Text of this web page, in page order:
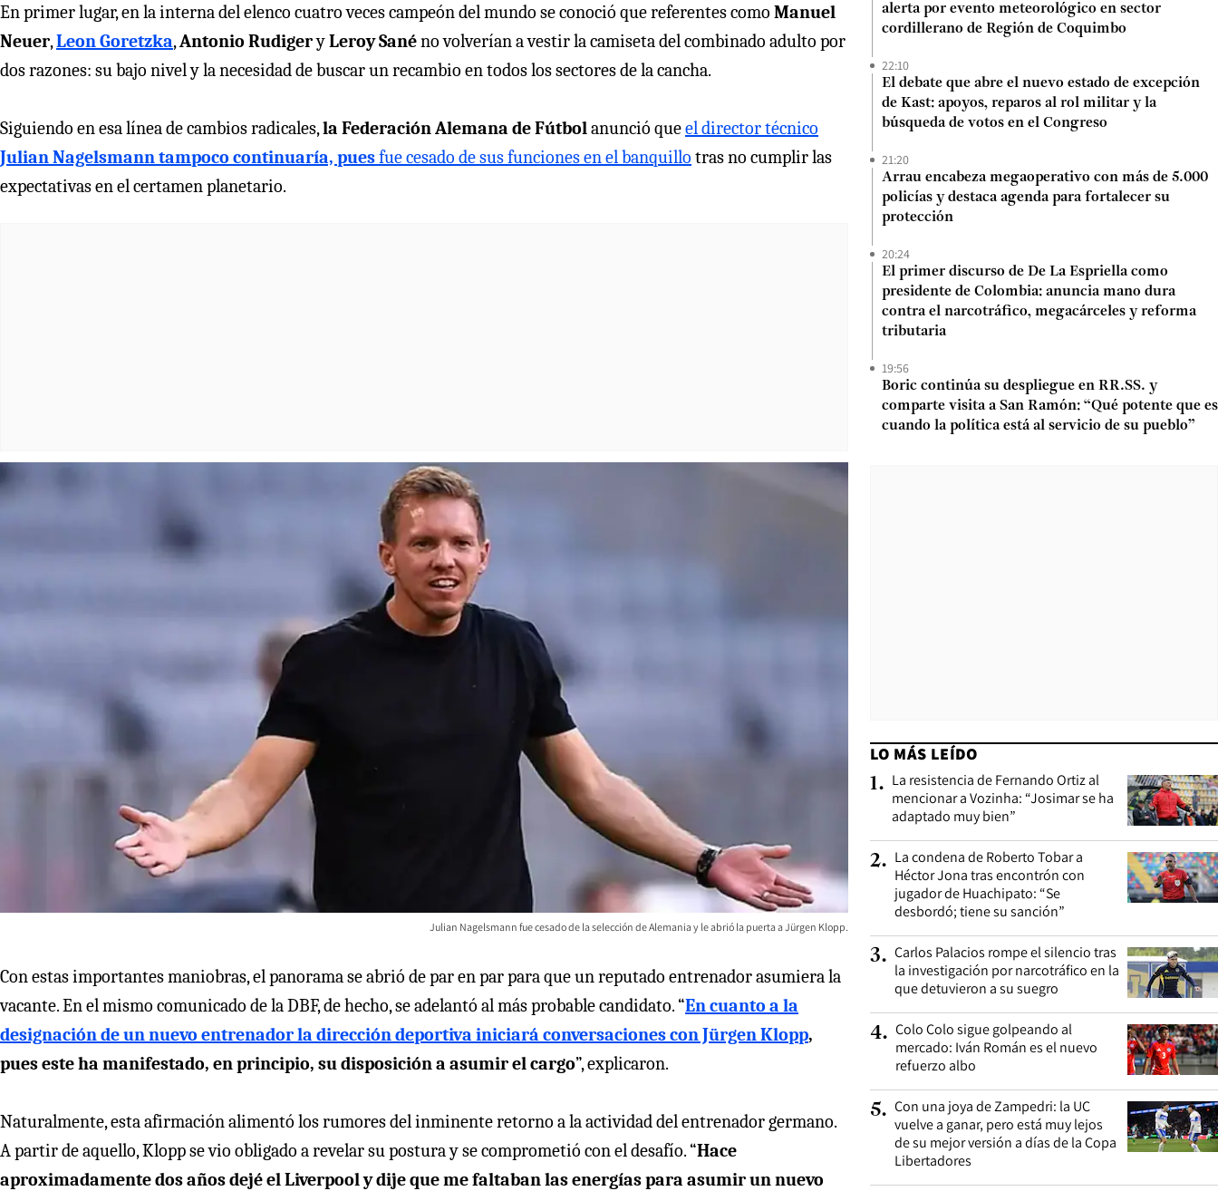
En primer lugar, en la interna del elenco cuatro veces campeón del mundo se conoció que referentes como Manuel
Neuer,Leon Goretzka,Antonio RudigeryLeroy Sanéno volverían a vestir la camiseta del combinado adulto por
dos razones: su bajo nivel y la necesidad de buscar un recambio en todos los sectores de la cancha.
Siguiendo en esa línea de cambios radicales,la Federación Alemana de Fútbolanunció queel director técnico
Julian Nagelsmann tampoco continuaría, puesfue cesado de sus funciones en el banquillo tras no cumplir las
expectativas en el certamen planetario.
Julian Nagelsmann fue cesado de la selección de Alemania y le abrió la puerta a Jürgen Klopp.
Con estas importantes maniobras, el panorama se abrió de par en par para que un reputado entrenador asumiera la
vacante. En el mismo comunicado de la DBF, de hecho, se adelantó al más probable candidato. “En cuanto a la
designación de un nuevo entrenador la dirección deportiva iniciará conversaciones con Jürgen Klopp,
pues este ha manifestado, en principio, su disposición a asumir el cargo”, explicaron.
Naturalmente, esta afirmación alimentó los rumores del inminente retorno a la actividad del entrenador germano.
A partir de aquello, Klopp se vio obligado a revelar su postura y se comprometió con el desafío. “Hace
aproximadamente dos años dejé el Liverpool y dije que me faltaban las energías para asumir un nuevo
alerta por evento meteorológico en sector
cordillerano de Región de Coquimbo
22:10
El debate que abre el nuevo estado de excepción
de Kast: apoyos, reparos al rol militar y la
búsqueda de votos en el Congreso
21:20
Arrau encabeza megaoperativo con más de 5.000
policías y destaca agenda para fortalecer su
protección
20:24
El primer discurso de De La Espriella como
presidente de Colombia: anuncia mano dura
contra el narcotráfico, megacárceles y reforma
tributaria
19:56
Boric continúa su despliegue en RR.SS. y
comparte visita a San Ramón: “Qué potente que es
cuando la política está al servicio de su pueblo”
LO MÁS LEÍDO
1. La resistencia de Fernando Ortiz al
mencionar a Vozinha: “Josimar se ha
adaptado muy bien”
2. La condena de Roberto Tobar a
Héctor Jona tras encontrón con
jugador de Huachipato: “Se
desbordó; tiene su sanción”
3. Carlos Palacios rompe el silencio tras
la investigación por narcotráfico en la
que detuvieron a su suegro
4. Colo Colo sigue golpeando al
mercado: Iván Román es el nuevo
refuerzo albo
5. Con una joya de Zampedri: la UC
vuelve a ganar, pero está muy lejos
de su mejor versión a días de la Copa
Libertadores